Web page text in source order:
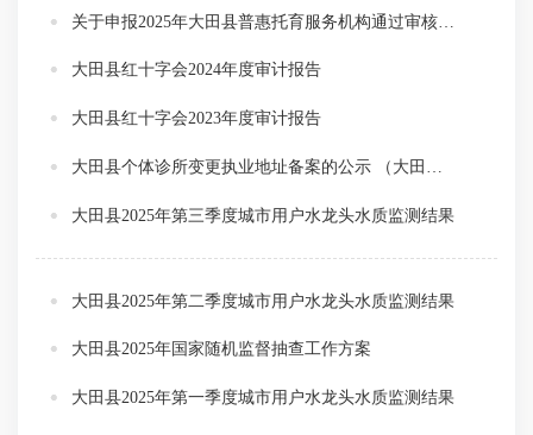
大田县红十字会2024年度审计报告
大田县红十字会2023年度审计报告
大田县个体诊所变更执业地址备案的公示 （大田美武口腔诊所）
大田县2025年第三季度城市用户水龙头水质监测结果
大田县2025年第二季度城市用户水龙头水质监测结果
大田县2025年国家随机监督抽查工作方案
大田县2025年第一季度城市用户水龙头水质监测结果